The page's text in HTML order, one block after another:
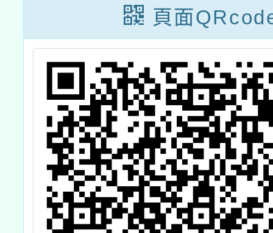
「112年提升國
民中小學自然科
學領域實驗操作
能力計畫」之國
中小自然科教師
實驗及培訓撰寫
108課綱素養導
向實驗課程教學
頁面